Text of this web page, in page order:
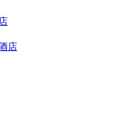
店